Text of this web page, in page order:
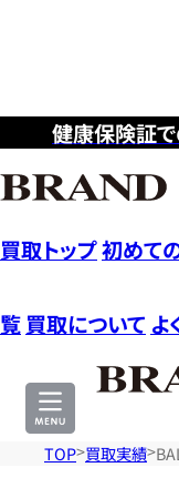
健康保険証
買取トップ初めて
覧 買取について よ
TOP 買取実績